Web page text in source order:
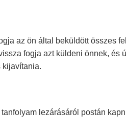
az ön által beküldött összes
fogja azt küldeni önnek, és
kijavítania.
tanfolyam lezárásáról postán